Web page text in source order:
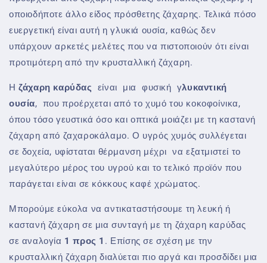
οποιοδήποτε άλλο είδος πρόσθετης ζάχαρης. Τελικά πόσο
ευεργετική είναι αυτή η γλυκιά ουσία, καθώς δεν
υπάρχουν αρκετές μελέτες που να πιστοποιούν ότι είναι
προτιμότερη από την κρυσταλλική ζάχαρη.
Ηζάχαρη καρύδας είναι μια φυσική γλυκαντική
ουσία, που προέρχεται από το χυμό του κοκοφοίνικα,
όπου τόσο γευστικά όσο και οπτικά μοιάζει με τη καστανή
ζάχαρη από ζαχαροκάλαμο. Ο υγρός χυμός συλλέγεται
σε δοχεία, υφίσταται θέρμανση μέχρι να εξατμιστεί το
μεγαλύτερο μέρος του υγρού και το τελικό προϊόν που
παράγεται είναι σε κόκκους καφέ χρώματος.
Μπορούμε εύκολα να αντικαταστήσουμε τη λευκή ή
καστανή ζάχαρη σε μια συνταγή με τη ζάχαρη καρύδας
σε αναλογία 1 προς 1 . Επίσης σε σχέση με την
κρυσταλλική ζάχαρη διαλύεται πιο αργά και προσδίδει μια